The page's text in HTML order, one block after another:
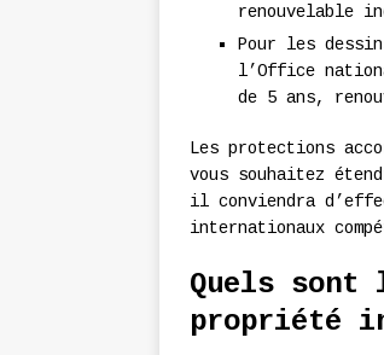
renouvelable
Pour les
l’Office
de 5 ans,
Les protections
vous souhaitez
il conviendra
internationaux
Quels
propriété